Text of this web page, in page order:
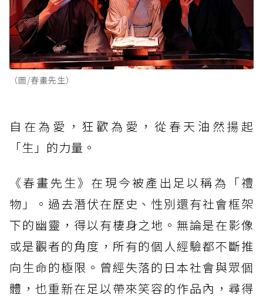
（圖/春畫先生）
自在為愛，狂歡為愛，從春天油然揚起
「生」的力量。
《春畫先生》在現今被產出足以稱為「禮
物」。過去潛伏在歷史、性別還有社會框架
下的幽靈，得以有棲身之地。無論是在影像
或是觀者的角度，所有的個人經驗都不斷推
向生命的極限。曾經失落的日本社會與眾個
體，也重新在足以帶來笑容的作品內，尋得